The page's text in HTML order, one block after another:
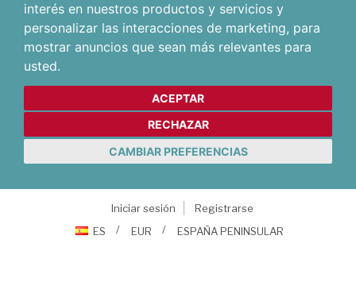
interés en nuestros productos y servicios y
personalizar las interacciones de marketing, para
mostrar anuncios que sean más relevantes para
usted.
ACEPTAR
RECHAZAR
CAMBIAR PREFERENCIAS
Iniciar sesión
Registrarse
ES
EUR ESPAÑA PENINSULAR